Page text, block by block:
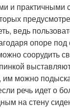
и практичными
ведь
опоре
соорудить
им можно
речь идет о
на стену